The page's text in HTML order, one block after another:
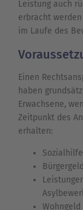
Leistung auch
erbracht
im Laufe des
Einen
haben
Erwachsene,
Zeitpunkt des
erhalten:
Sozialhilfe
Bürgergeld
Wohngeld